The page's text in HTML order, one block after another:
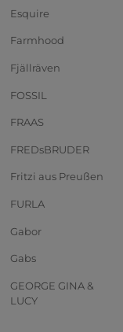
Esquire
Farmhood
Fjällräven
FOSSIL
FRAAS
FREDsBRUDER
Fritzi aus Preußen
FURLA
Gabor
Gabs
GEORGE GINA &
LUCY